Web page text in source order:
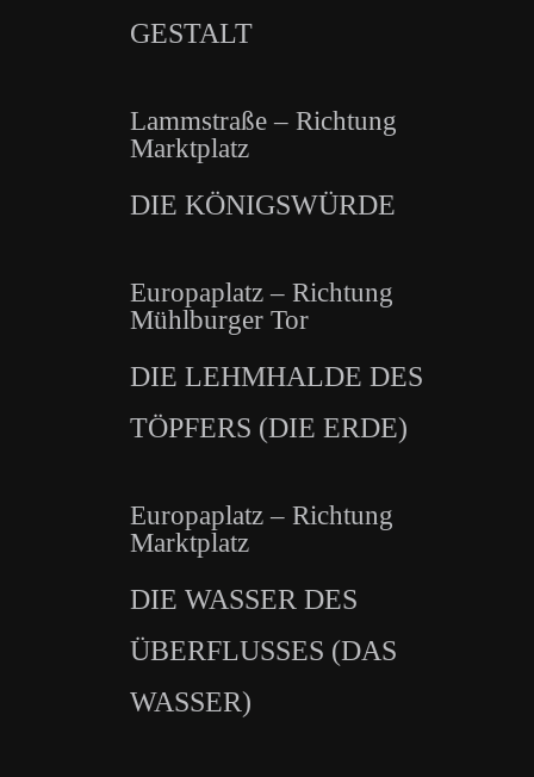
GESTALT
Lammstraße – Richtung
Marktplatz
DIE KÖNIGSWÜRDE
Europaplatz – Richtung
Mühlburger Tor
DIE LEHMHALDE DES
TÖPFERS (DIE ERDE)
Europaplatz – Richtung
Marktplatz
DIE WASSER DES
ÜBERFLUSSES (DAS
WASSER)